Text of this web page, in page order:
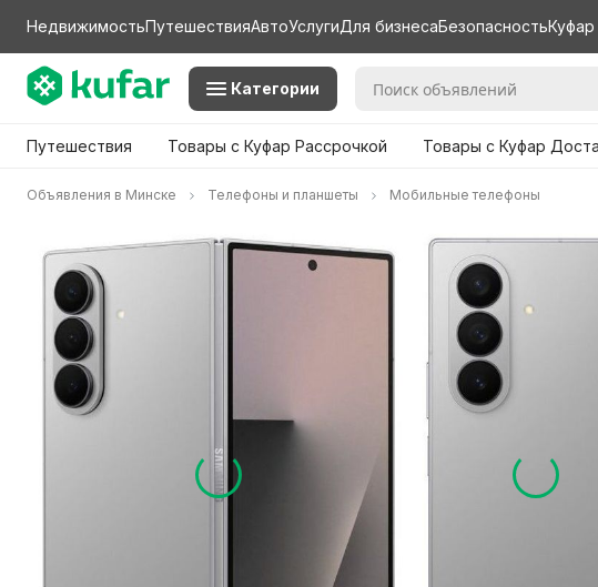
НедвижимостьПутешествияАвтоУслугиДля бизнесаБезопасностьКуфар
Категории
Путешествия Товары с Куфар Рассрочкой Товары с Куфар
Объявления в Минске Телефоны и планшеты Мобильные телефоны